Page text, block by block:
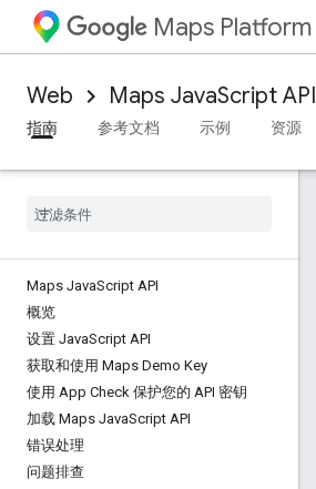
Maps Platform
Web Maps JavaScript API
指南 参考文档 示例 资源
Maps JavaScript API
概览
设置 JavaScript API
获取和使用 Maps Demo Key
使用 App Check 保护您的 API 密钥
加载 Maps JavaScript API
错误处理
问题排查